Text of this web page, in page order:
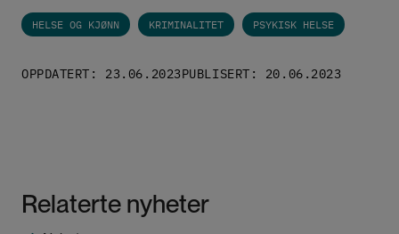
HELSE OG KJØNN KRIMINALITET PSYKISK HELSE
OPPDATERT: 23.06.2023PUBLISERT: 20.06.2023
Relaterte nyheter